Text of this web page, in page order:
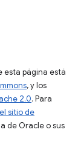
esta página está
, y los
2.0. Para
sitio de
de Oracle o sus